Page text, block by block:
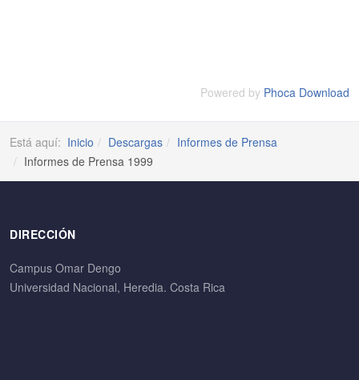
Powered by Phoca Download
Está aquí: Inicio Descargas
Informes de Prensa
Informes de Prensa 1999
DIRECCIÓN
Campus Omar Dengo
Universidad Nacional, Heredia. Costa Rica